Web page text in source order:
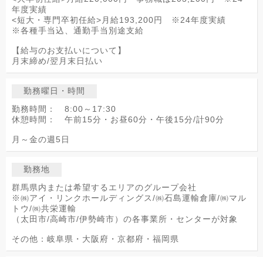
年度実績
<短大・専門卒初任給>月給193,200円 ※24年度実績
※各種手当込、通勤手当別途支給
【給与のお支払いについて】
月末締め/翌月末日払い
勤務曜日・時間
勤務時間： 8:00～17:30
休憩時間： 午前15分・お昼60分・午後15分/計90分
月～金の週5日
勤務地
群馬県内または希望するエリアのグループ会社
※㈱アイ・リンクホールディングス/㈱石島運輸倉庫/㈱マル
トウ/㈱共栄運輸
（太田市/高崎市/伊勢崎市）の各事業所・センターが対象
その他：岐阜県・大阪府・京都府・福岡県